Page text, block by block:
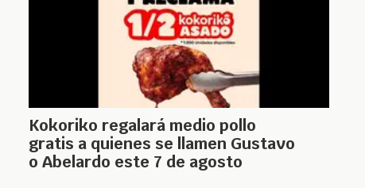
Kokoriko regalará medio pollo
gratis a quienes se llamen Gustavo
o Abelardo este 7 de agosto